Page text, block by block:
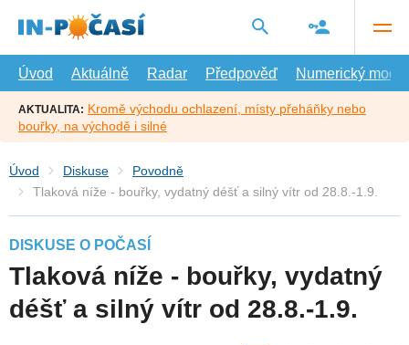
hlavní
Úvod
Aktuálně Radar Předpověď Numerický model
AKTUALITA: Kromě východu ochlazení, místy přeháňky nebo
bouřky, na východě i silné
Úvod Diskuse
Povodně
Tlaková níže - bouřky, vydatný déšť a silný vítr od 28.8.-1.9.
DISKUSE O POČASÍ
Tlaková níže - bouřky, vydatný
déšť a silný vítr od 28.8.-1.9.